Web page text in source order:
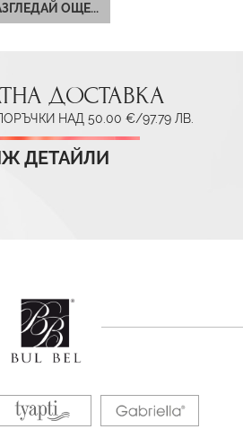
ОЩЕ...
ДОСТАВКА
НАД 50.00 €/97.79 ЛВ.
ДЕТАЙЛИ